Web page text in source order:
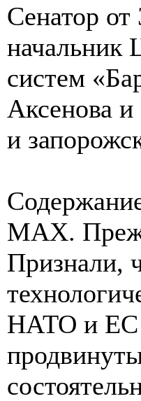
Сенатор
начальник
систем
Аксенова и
и
МАХ.
Признали,
НАТО и ЕС